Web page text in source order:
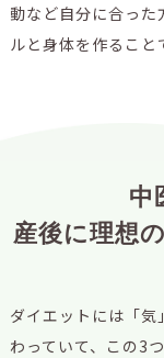
動など自分に合った
ルと身体を作ること
中
産後に理想
ダイエットには「
わっていて、この3